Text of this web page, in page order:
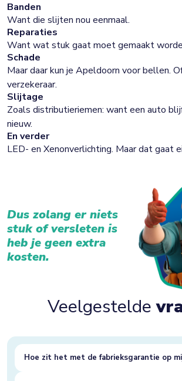
Banden
Want die slijten nou eenmaal.
Reparaties
Want wat stuk gaat moet gemaakt
Schade
Maar daar kun je Apeldoorn voor bellen.
verzekeraar.
Slijtage
Zoals distributieriemen: want een auto
nieuw.
En verder
LED- en Xenonverlichting. Maar dat gaat
Dus zolang er niets
stuk of versleten is
heb je geen extra
kosten.
Veelgestelde
Hoe zit het met de fabrieksgarantie op